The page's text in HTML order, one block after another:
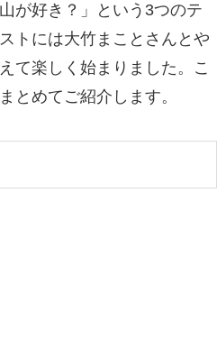
が好き？」という3つのテ
トには大竹まことさんとや
て楽しく始まりました。こ
とめてご紹介します。